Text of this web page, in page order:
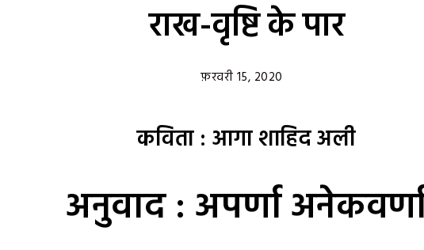
राख-वृष्टि के पार
फ़रवरी 15, 2020
कविता : आगा शाहिद अली
अनुवाद : अपर्णा